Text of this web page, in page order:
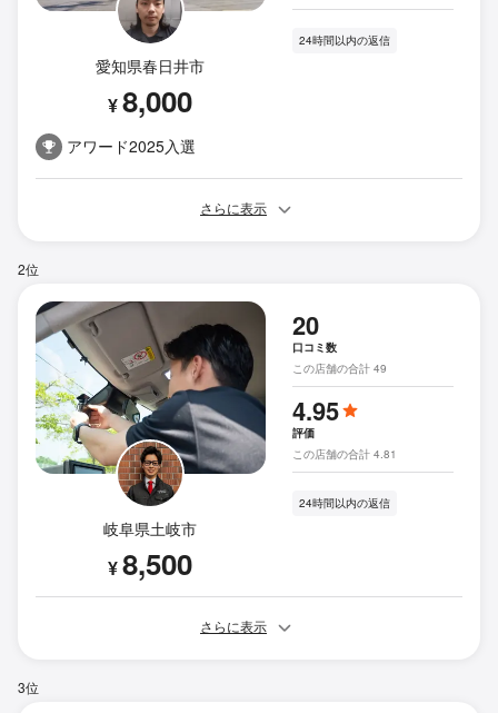
愛知県春日井市
¥8,000
アワード2025入選
24時間以内の返信
さらに表示
2位
岐阜県土岐市
¥8,500
20
口コミ数
この店舗の合計 49
4.95
評価
この店舗の合計 4.81
24時間以内の返信
さらに表示
3位